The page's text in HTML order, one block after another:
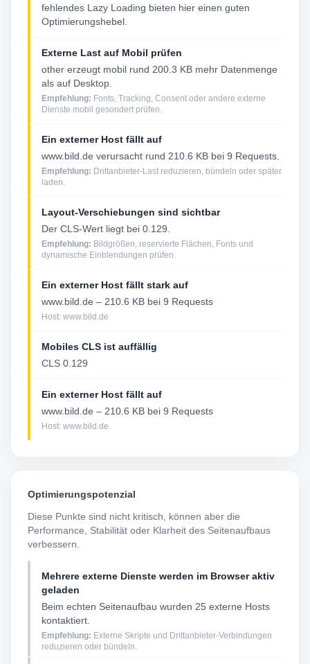
fehlendes Lazy Loading bieten hier einen guten
Optimierungshebel.
Externe Last auf Mobil prüfen
other erzeugt mobil rund 200.3 KB mehr Datenmenge
als auf Desktop.
Empfehlung: Fonts, Tracking, Consent oder andere externe
Dienste mobil gesondert prüfen.
Ein externer Host fällt auf
www.bild.de verursacht rund 210.6 KB bei 9 Requests.
Empfehlung: Drittanbieter-Last reduzieren, bündeln oder später
laden.
Layout-Verschiebungen sind sichtbar
Der CLS-Wert liegt bei 0.129.
Empfehlung: Bildgrößen, reservierte Flächen, Fonts und
dynamische Einblendungen prüfen.
Ein externer Host fällt stark auf
www.bild.de – 210.6 KB bei 9 Requests
Host: www.bild.de
Mobiles CLS ist auffällig
CLS 0.129
Ein externer Host fällt auf
www.bild.de – 210.6 KB bei 9 Requests
Host: www.bild.de
Optimierungspotenzial
Diese Punkte sind nicht kritisch, können aber die
Performance, Stabilität oder Klarheit des Seitenaufbaus
verbessern.
Mehrere externe Dienste werden im Browser aktiv
geladen
Beim echten Seitenaufbau wurden 25 externe Hosts
kontaktiert.
Empfehlung: Externe Skripte und Drittanbieter-Verbindungen
reduzieren oder bündeln.